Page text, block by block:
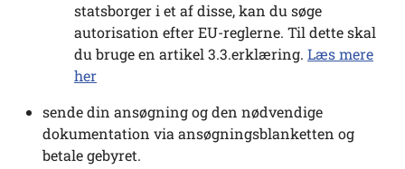
statsborger i et af disse, kan du søge
autorisation efter EU-reglerne. Til dette skal
du bruge en artikel 3.3.erklæring. Læs mere
her
sende din ansøgning og den nødvendige
dokumentation via ansøgningsblanketten og
betale gebyret.